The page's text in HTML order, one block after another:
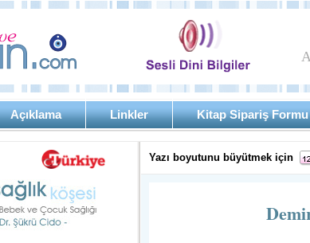
Açıklama Linkler Kitap Sipariş Formu
Yazı boyutunu büyütmek için